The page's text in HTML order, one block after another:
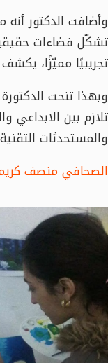
وأضافت الدكتور
تشكّل فضاءات حقيقية
تجريبيًا مميّزًا،
وبهذا تنحت
تلازم بين
والمستحدثات
الصحافي منصف